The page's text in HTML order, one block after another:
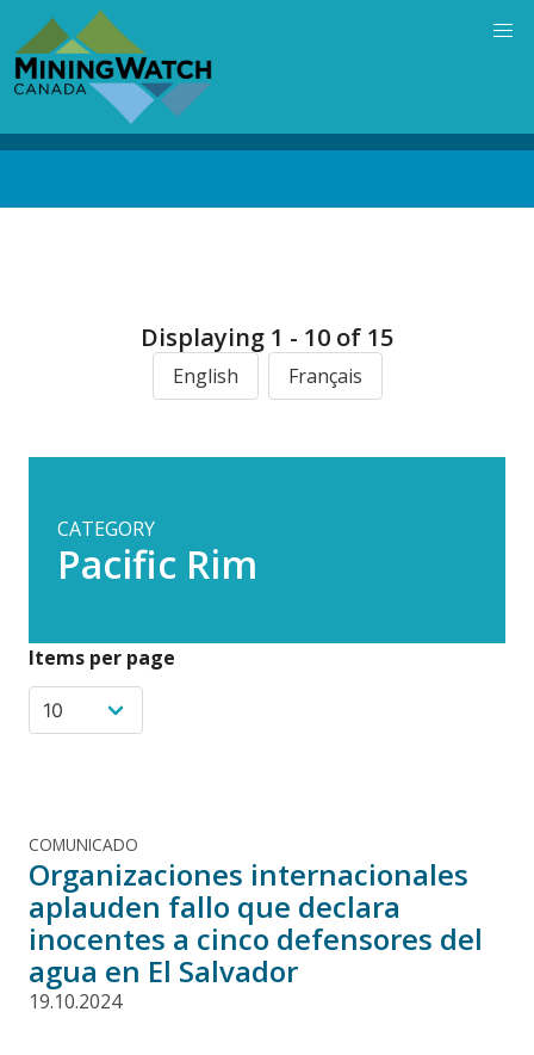
main
content
Displaying 1 - 10 of 15
English Français
CATEGORY
Pacific Rim
Items per page
COMUNICADO
Organizaciones internacionales
aplauden fallo que declara
inocentes a cinco defensores del
agua en El Salvador
19.10.2024